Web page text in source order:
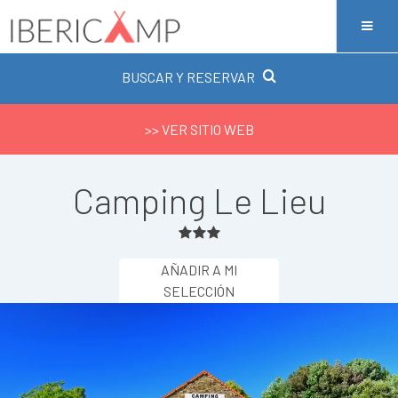
BUSCAR Y RESERVAR
>> VER SITIO WEB
Camping Le Lieu
AÑADIR A MI
SELECCIÓN